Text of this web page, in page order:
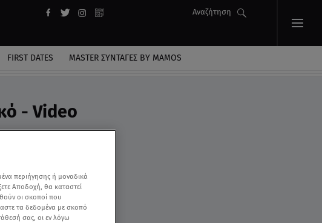
Αναζήτηση
FIRST DATES MASTER ΣΥΝΤΑΓΈΣ BY MAMOS
- Video
περιήγησης ή μοναδικά
Αποδοχή, θα καταστεί
οι σκοποί που
τα δεδομένα με σκοπό
σας, οι εν λόγω